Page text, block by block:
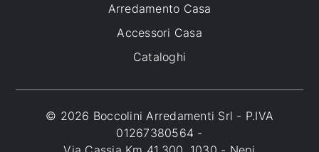
Arredamento Casa
Accessori Casa
Cataloghi
© 2026 Boccolini Arredamenti Srl - P.IVA
01267380564 -